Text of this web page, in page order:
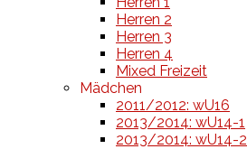
Herren 2
Herren 3
Herren 4
Mixed Freizeit
Mädchen
2011/2012: wU16
2013/2014: wU14-1
2013/2014: wU14-2